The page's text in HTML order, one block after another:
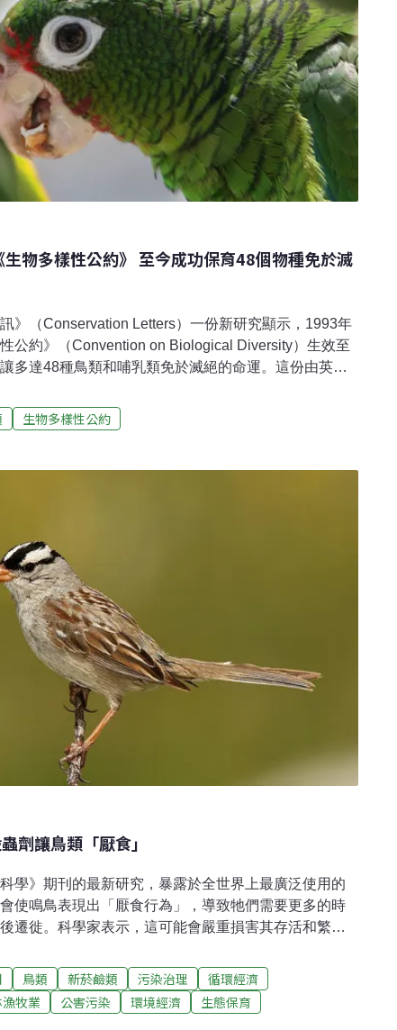
物多樣性公約》 至今成功保育48個物種免於滅
》（Conservation Letters）一份新研究顯示，1993年
性公約》（Convention on Biological Diversity）生效至
多達48種鳥類和哺乳類免於滅絕的命運。這份由英國
若沒有再引入計畫、動物園保育工作和聯合國生物多
比利亞猞猁（Iberian lynx，學名：Lynx pardinus）、
：Porcula salvania）都會滅絕。
生物多樣性公約
劑讓鳥類「厭食」
學》期刊的最新研究，暴露於全世界上最廣泛使用的
使鳴鳥表現出「厭食行為」，導致牠們需要更多的時
遷徙。科學家表示，這可能會嚴重損害其存活和繁殖
學界只知道，廣泛噴灑於全世界主要作物的新菸鹼類
這項研究首次證明，新菸鹼類殺蟲劑與許多遷徙生物
。根據英國獨立報報導，研究團隊成員、約克大學學
鳥類 新菸鹼類 污染治理
循環經濟
牧業 公害污染 環境經濟
生態保育